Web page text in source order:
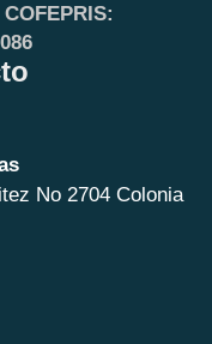
No 2704 Colonia